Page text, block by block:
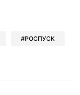
Viber
в Whatsapp
в Messenger
в LinkedIn
РОСПУСК
Google news
в Viber
в LinkedIn